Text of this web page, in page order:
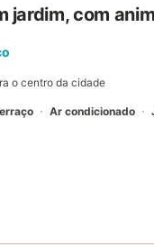
jardim, com
o centro da cidade
Ar condicionado